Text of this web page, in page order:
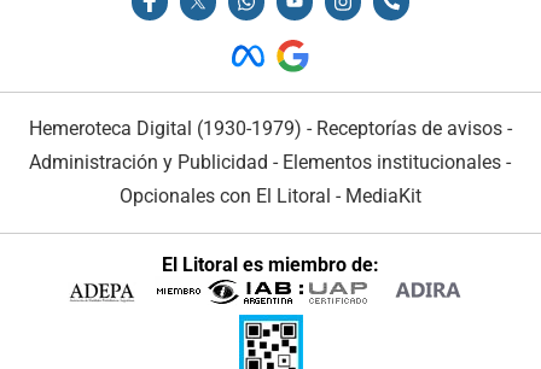
Hemeroteca Digital (1930-1979) - Receptorías de avisos -
Administración y Publicidad - Elementos institucionales -
Opcionales con El Litoral - MediaKit
El Litoral es miembro de: